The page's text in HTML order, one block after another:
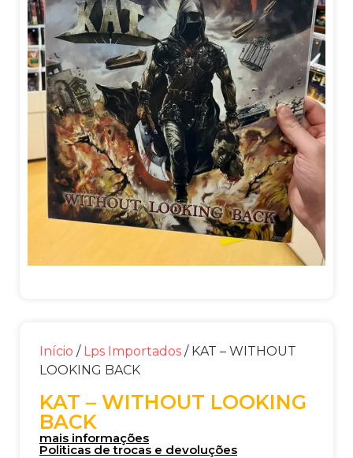
Início / Lps Importados / KAT – WITHOUT
LOOKING BACK
KAT – WITHOUT LOOKING
BACK
mais informações
Politicas de trocas e devoluções